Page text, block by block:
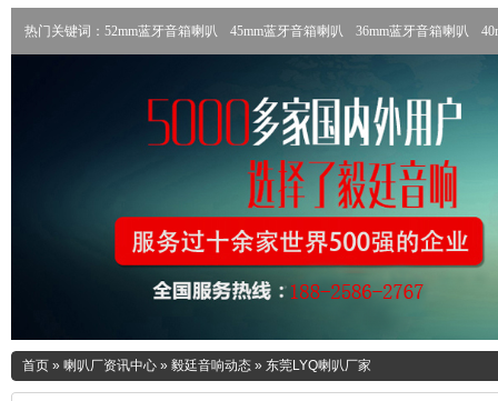
热门关键词： 52mm蓝牙音箱喇叭 45mm蓝牙音箱喇叭 36mm蓝牙音箱喇叭
首页 » 喇叭厂资讯中心 » 毅廷音响动态 » 东莞LYQ喇叭厂家